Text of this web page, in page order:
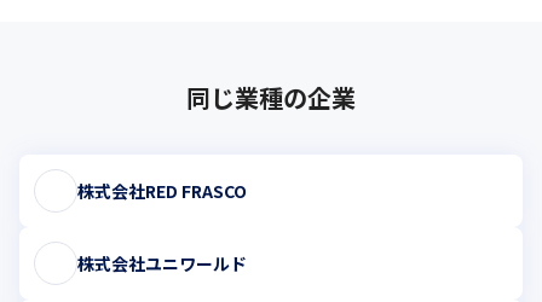
同じ業種の企業
株式会社RED FRASCO
株式会社ユニワールド